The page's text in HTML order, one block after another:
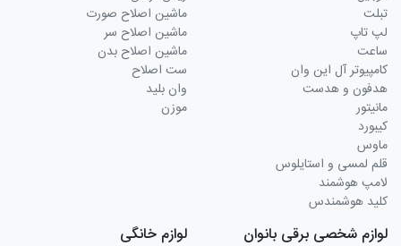
تبلت
لپ تاپ
ساعت
کامپیوتر آل این وان
هدفون و هدست
مانیتور
کیبورد
ماوس
قلم لمسی و استایلوس
لامپ هوشمند
کلید هوشمندس
ماشین اصلاح صورت
ماشین اصلاح سر
ماشین اصلاح بدن
ست اصلاح
وان بلید
موزن
لوازم شخصی برقی بانوان لوازم خانگی